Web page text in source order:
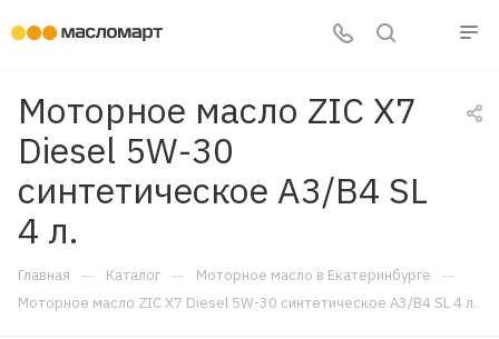
Моторное масло ZIC X7
Diesel 5W-30
синтетическое A3/B4 SL
4 л.
Главная — Каталог — Моторное масло в Екатеринбурге —
Моторное масло ZIC X7 Diesel 5W-30 синтетическое A3/B4 SL 4 л.